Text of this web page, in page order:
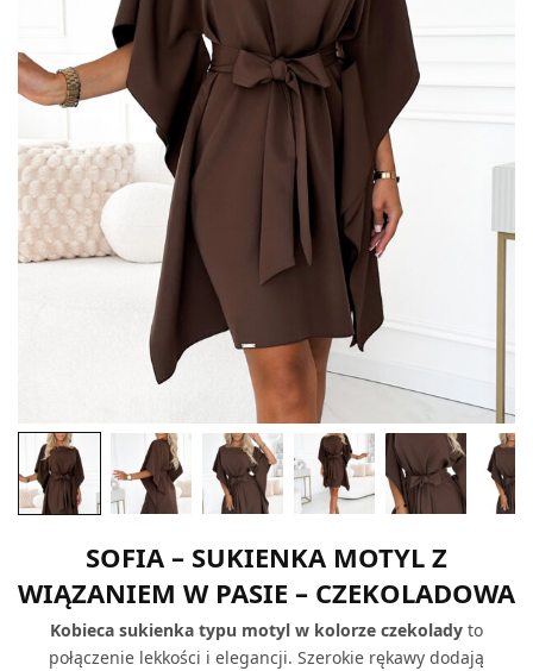
SOFIA – SUKIENKA MOTYL Z
WIĄZANIEM W PASIE – CZEKOLADOWA
Kobieca sukienka typu motyl w kolorze czekoladyto
połączenie lekkości i elegancji. Szerokie rękawy dodają